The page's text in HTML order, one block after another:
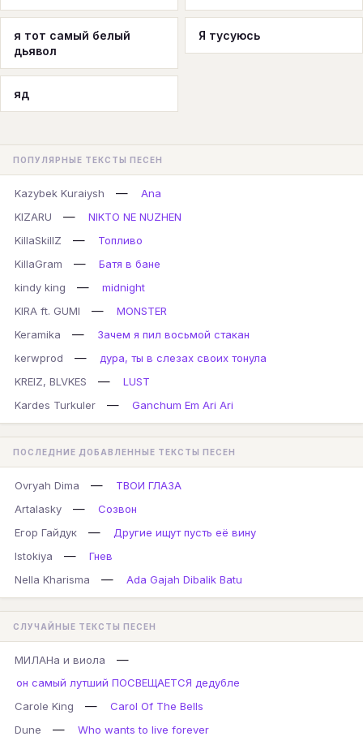
я тот самый белый
дьявол
Я тусуюсь
яд
ПОПУЛЯРНЫЕ ТЕКСТЫ ПЕСЕН
Kazybek Kuraiysh —
Ana
KIZARU
—
NIKTO NE NUZHEN
KillaSkillZ
—
Топливо
KillaGram
—
Батя в бане
kindy king
—
midnight
KIRA ft. GUMI
—
MONSTER
Keramika
—
Зачем я пил восьмой стакан
kerwprod
—
дура, ты в слезах своих тонула
KREIZ, BLVKES
—
LUST
Kardes Turkuler
— Ganchum Em Ari Ari
ПОСЛЕДНИЕ ДОБАВЛЕННЫЕ ТЕКСТЫ ПЕСЕН
Ovryah Dima —
ТВОИ ГЛАЗА
Artalasky
—
Созвон
Егор Гайдук
—
Другие ищут пусть её вину
Istokiya
—
Гнев
Nella Kharisma
— Ada Gajah Dibalik Batu
СЛУЧАЙНЫЕ ТЕКСТЫ ПЕСЕН
МИЛАНа и виола —
он самый лутший ПОСВЕЩАЕТСЯ дедубле
Carole King
—
Carol Of The Bells
Dune
— Who wants to live forever